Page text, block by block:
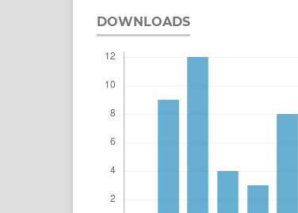
DOWNLOADS